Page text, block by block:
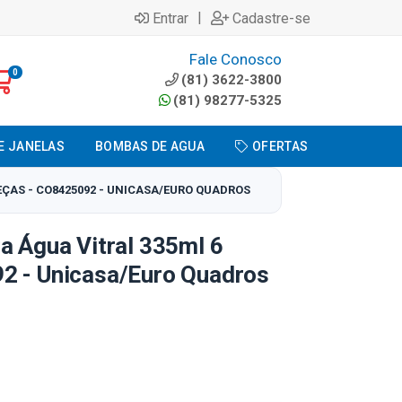
Entrar | Cadastre-se
0
Fale Conosco
(81) 3622-3800
(81) 98277-5325
JANELAS BOMBAS DE AGUA OFERTAS
- CO8425092 - UNICASA/EURO QUADROS
Água Vitral 335ml 6
- Unicasa/Euro Quadros